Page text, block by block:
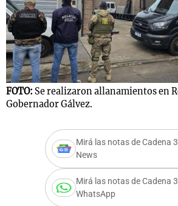
FOTO: Se realizaron allanamientos en
Gobernador Gálvez.
Mirá las notas de Cadena
News
Mirá las notas de Cadena
WhatsApp